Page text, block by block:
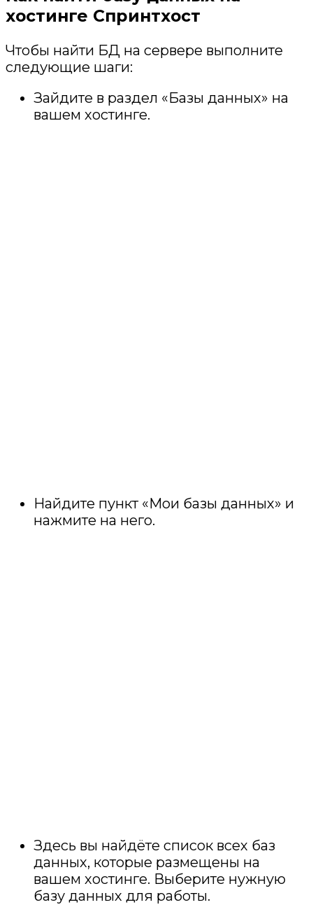
хостинге Спринтхост
Чтобы найти БД на сервере выполните
следующие шаги:
Зайдите в раздел «Базы данных» на
вашем хостинге.
Найдите пункт «Мои базы данных» и
нажмите на него.
Здесь вы найдёте список всех баз
данных, которые размещены на
вашем хостинге. Выберите нужную
базу данных для работы.